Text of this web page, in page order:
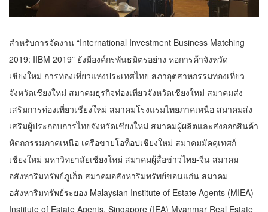
สำหรับการจัดงาน “International Investment Business Matching
2019: IIBM 2019” ยังมีองค์กรพันธมิตรอย่าง หอการค้าจังหวัด
เชียงใหม่ การท่องเที่ยวแห่งประเทศไทย สภาอุตสาหกรรมท่องเที่ยว
จังหวัดเชียงใหม่ สมาคมธุรกิจท่องเที่ยวจังหวัดเชียงใหม่ สมาคมส่ง
เสริมการท่องเที่ยวเชียงใหม่ สมาคมโรงแรมไทยภาคเหนือ สมาคมส่ง
เสริมผู้ประกอบการไทยจังหวัดเชียงใหม่ สมาคมผู้ผลิตและส่งออกสินค้า
หัตถกรรมภาคเหนือ เครือขายโอท็อปเชียงใหม่ สมาคมมัคคุเทศก์
เชียงใหม่ มหาวิทยาลัยเชียงใหม่ สมาคมผู้สื่อข่าวไทย-จีน สมาคม
อสังหาริมทรัพย์ภูเก็ต สมาคมอสังหาริมทรัพย์ขอนแก่น สมาคม
อสังหาริมทรัพย์ระยอง Malaysian Institute of Estate Agents (MIEA)
Institute of Estate Agents, Singapore (IEA) Myanmar Real Estate